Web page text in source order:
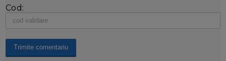
Cod: